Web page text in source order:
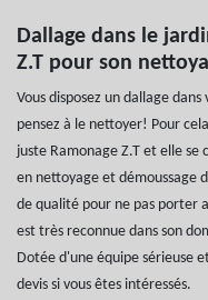
Dallage dans le
Z.T pour son
Vous disposez un dallage
pensez à le nettoyer! Pour
juste Ramonage Z.T et elle
en nettoyage et démoussage
de qualité pour ne pas porter
est très reconnue dans son
Dotée d'une équipe sérieuse
devis si vous êtes intéressés.